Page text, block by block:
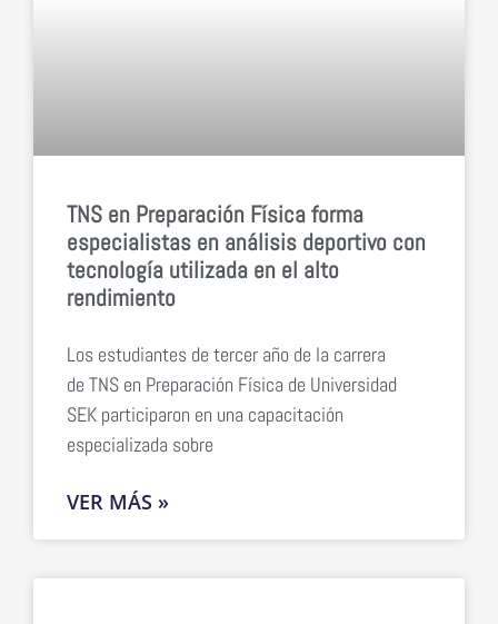
TNS en Preparación Física forma
especialistas en análisis deportivo con
tecnología utilizada en el alto
rendimiento
Los estudiantes de tercer año de la carrera
de TNS en Preparación Física de Universidad
SEK participaron en una capacitación
especializada sobre
VER MÁS »